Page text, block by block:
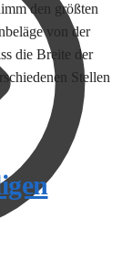
den größten
von der
die Breite der
Stellen